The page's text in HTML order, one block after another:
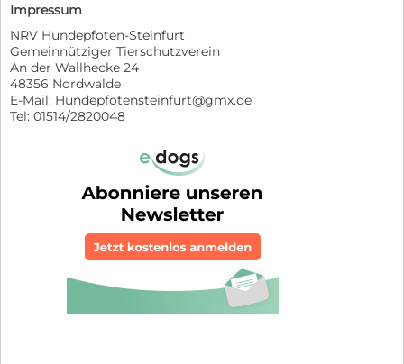
Impressum
NRV Hundepfoten-Steinfurt
Gemeinnütziger Tierschutzverein
An der Wallhecke 24
48356 Nordwalde
E-Mail: Hundepfotensteinfurt@gmx.de
Tel: 01514/2820048